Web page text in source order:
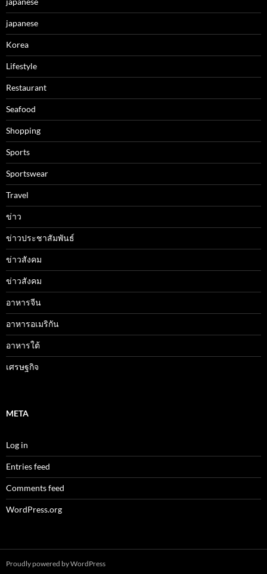
japanese
Korea
Lifestyle
Restaurant
Seafood
Shopping
Sports
Sportswear
Travel
ข่าว
ข่าวประชาสัมพันธ์
ข่าวสังคม
ข่าวสังคม
อาหารจีน
อาหารอเมริกัน
อาหารใต้
เศรษฐกิจ
META
Log in
Entries feed
Comments feed
WordPress.org
Proudly powered by WordPress